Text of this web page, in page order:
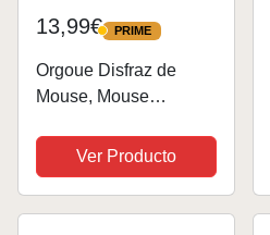
13,99€ PRIME
PRIME
Orgoue Disfraz de
Mouse, Mouse
Niños Mouse Costume
Adulto Con Tutú De
Puntos Rojos,
Ver Producto